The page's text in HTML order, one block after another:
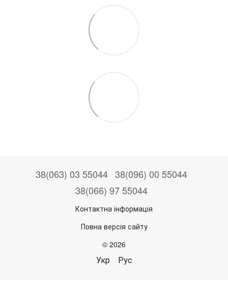
38(063) 03 55044 38(096) 00 55044
38(066) 97 55044
Контактна інформація
Повна версія сайту
© 2026
Укр Рус